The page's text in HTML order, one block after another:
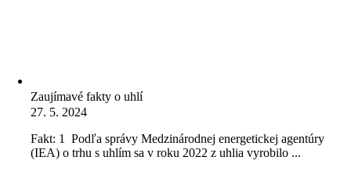
Zaujímavé fakty o uhlí
27. 5. 2024
Fakt: 1 Podľa správy Medzinárodnej energetickej agentúry
(IEA) o trhu s uhlím sa v roku 2022 z uhlia vyrobilo ...